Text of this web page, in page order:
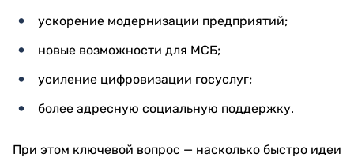
ускорение модернизации предприятий;
новые возможности для МСБ;
усиление цифровизации госуслуг;
более адресную социальную поддержку.
При этом ключевой вопрос — насколько быстро идеи